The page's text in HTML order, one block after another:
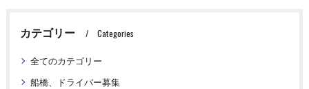
カテゴリー Categories
全てのカテゴリー
船橋、ドライバー募集